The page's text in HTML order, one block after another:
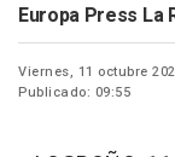
Europa Press La
Viernes, 11 octubre
Publicado: 09:55